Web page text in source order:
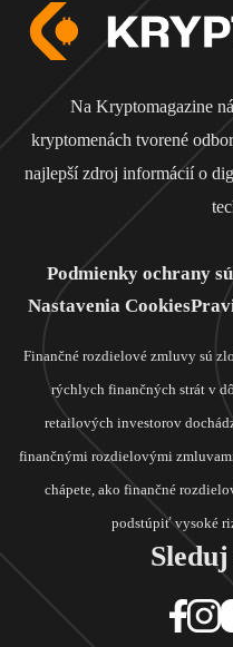
Na Kryptomagazine
kryptomenách tvorené
najlepší zdroj informácií o
Podmienky ochrany
Nastavenia Cookies
Finančné rozdielové zmluvy sú
rýchlych finančných strát v
retailových investorov
finančnými rozdielovými
chápete, ako finančné
podstúpiť vysoké